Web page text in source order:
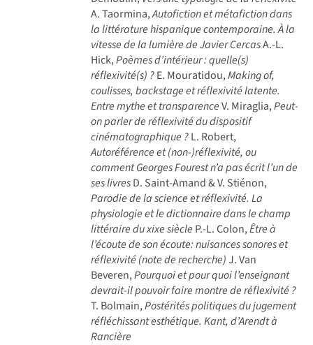
A. Taormina,Autofiction et métafiction dans
la littérature hispanique contemporaine. À la
vitesse de la lumière de Javier CercasA.-L.
Hick,Poèmes d’intérieur : quelle(s)
réflexivité(s) ?E. Mouratidou,Making of,
coulisses, backstage et réflexivité latente.
Entre mythe et transparenceV. Miraglia,Peut-
on parler de réflexivité du dispositif
cinématographique ?L. Robert,
Autoréférence et (non-)réflexivité, ou
comment Georges Fourest n’a pas écrit l’un de
ses livresD. Saint-Amand & V. Stiénon,
Parodie de la science et réflexivité. La
physiologie et le dictionnaire dans le champ
littéraire du xixe siècle P.-L. Colon,Être à
l’écoute de son écoute: nuisances sonores et
réflexivité (note de recherche)J. Van
Beveren,Pourquoi et pour quoi l’enseignant
devrait-il pouvoir faire montre de réflexivité ?
T. Bolmain,Postérités politiques du jugement
réfléchissant esthétique. Kant, d’Arendt à
Rancière